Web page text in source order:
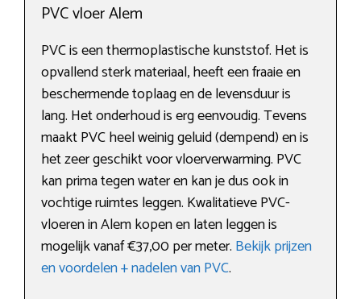
PVC vloer Alem
PVC is een thermoplastische kunststof. Het is
opvallend sterk materiaal, heeft een fraaie en
beschermende toplaag en de levensduur is
lang. Het onderhoud is erg eenvoudig. Tevens
maakt PVC heel weinig geluid (dempend) en is
het zeer geschikt voor vloerverwarming. PVC
kan prima tegen water en kan je dus ook in
vochtige ruimtes leggen. Kwalitatieve PVC-
vloeren in Alem kopen en laten leggen is
mogelijk vanaf €37,00 per meter. Bekijk prijzen
en voordelen + nadelen van PVC.